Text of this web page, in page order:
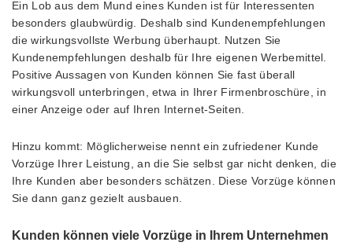
Ein Lob aus dem Mund eines Kunden ist für Interessenten
besonders glaubwürdig. Deshalb sind Kundenempfehlungen
die wirkungsvollste Werbung überhaupt. Nutzen Sie
Kundenempfehlungen deshalb für Ihre eigenen Werbemittel.
Positive Aussagen von Kunden können Sie fast überall
wirkungsvoll unterbringen, etwa in Ihrer Firmenbroschüre, in
einer Anzeige oder auf Ihren Internet-Seiten.
Hinzu kommt: Möglicherweise nennt ein zufriedener Kunde
Vorzüge Ihrer Leistung, an die Sie selbst gar nicht denken, die
Ihre Kunden aber besonders schätzen. Diese Vorzüge können
Sie dann ganz gezielt ausbauen.
Kunden können viele Vorzüge in Ihrem Unternehmen